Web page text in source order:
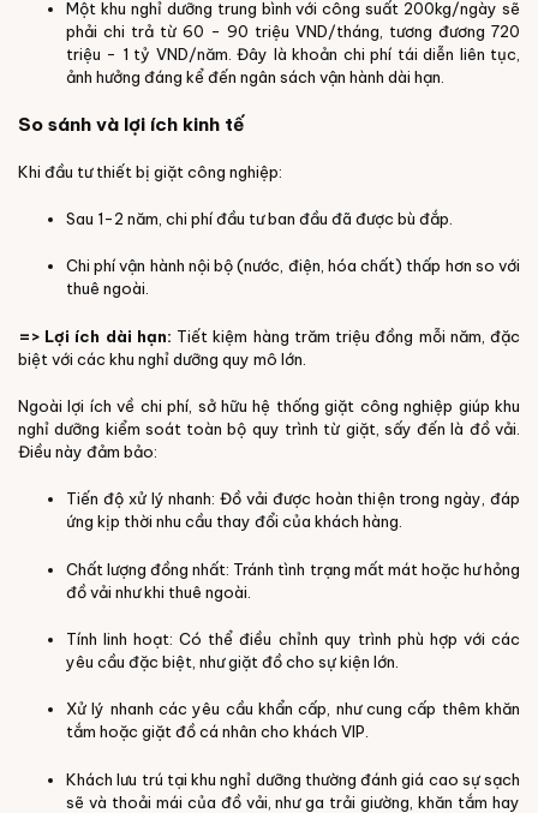
Một khu nghỉ dưỡng trung bình với công suất 200kg/ngày sẽ
phải chi trả từ 60 - 90 triệu VND/tháng, tương đương 720
triệu - 1 tỷ VND/năm. Đây là khoản chi phí tái diễn liên tục,
ảnh hưởng đáng kể đến ngân sách vận hành dài hạn.
So sánh và lợi ích kinh tế
Khi đầu tư thiết bị giặt công nghiệp:
Sau 1-2 năm, chi phí đầu tư ban đầu đã được bù đắp.
Chi phí vận hành nội bộ (nước, điện, hóa chất) thấp hơn so với
thuê ngoài.
=> Lợi ích dài hạn: Tiết kiệm hàng trăm triệu đồng mỗi năm, đặc
biệt với các khu nghỉ dưỡng quy mô lớn.
Ngoài lợi ích về chi phí, sở hữu hệ thống giặt công nghiệp giúp khu
nghỉ dưỡng kiểm soát toàn bộ quy trình từ giặt, sấy đến là đồ vải.
Điều này đảm bảo:
Tiến độ xử lý nhanh: Đồ vải được hoàn thiện trong ngày, đáp
ứng kịp thời nhu cầu thay đổi của khách hàng.
Chất lượng đồng nhất: Tránh tình trạng mất mát hoặc hư hỏng
đồ vải như khi thuê ngoài.
Tính linh hoạt: Có thể điều chỉnh quy trình phù hợp với các
yêu cầu đặc biệt, như giặt đồ cho sự kiện lớn.
Xử lý nhanh các yêu cầu khẩn cấp, như cung cấp thêm khăn
tắm hoặc giặt đồ cá nhân cho khách VIP.
Khách lưu trú tại khu nghỉ dưỡng thường đánh giá cao sự sạch
sẽ và thoải mái của đồ vải, như ga trải giường, khăn tắm hay